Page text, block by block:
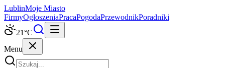
LublinMoje Miasto
FirmyOgłoszeniaPracaPogodaPrzewodnikPoradniki
21°C
Menu